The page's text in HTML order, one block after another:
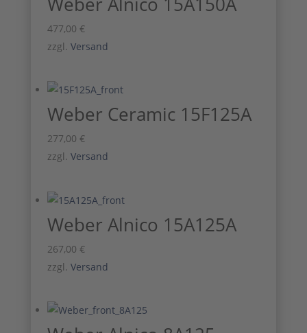
477,00 €
zzgl. Versand
Weber Ceramic 15F125A
277,00 €
zzgl. Versand
Weber Alnico 15A125A
267,00 €
zzgl. Versand